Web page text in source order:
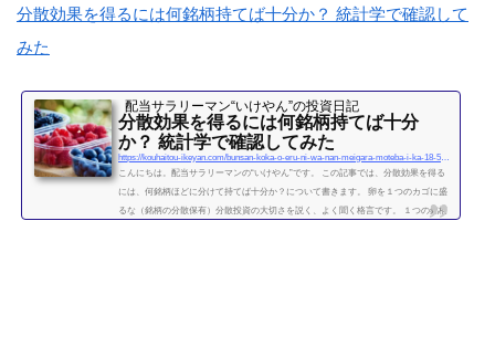
分散効果を得るには何銘柄持てば十分か？ 統計学で確認して
みた
配当サラリーマン“いけやん”の投資日記 ​
分散効果を得るには何銘柄持てば十分
か？ 統計学で確認してみた
こんにちは。配当サラリーマンの“いけやん”です。 この記事では、分散効果を得る
には、何銘柄ほどに分けて持てば十分か？について書きます。 卵を１つのカゴに盛
るな（銘柄の分散保有）分散投資の大切さを説く、よく聞く格言です。 １つの銘柄